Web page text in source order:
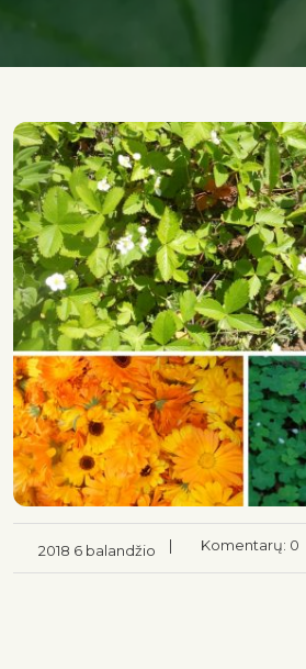
2018 6 balandžio | Komentarų: 0